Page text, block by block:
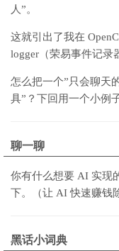
人”。
这就引出了我在
logger（荣易事件记录
怎么把一个”只会聊天
具”？下回用一个小例
聊一聊
你有什么想要 AI 实现
下。（让 AI 快速赚钱
黑话小词典